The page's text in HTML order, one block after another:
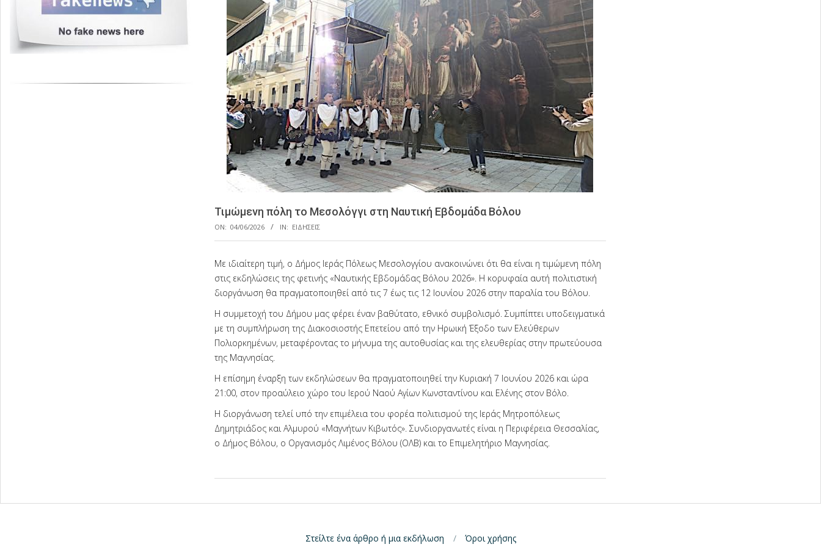
Τιμώμενη πόλη το Μεσολόγγι στη Ναυτική Εβδομάδα Βόλου
ON: 04/06/2026 IN: ΕΙΔΗΣΕΙΣ
Με ιδιαίτερη τιμή, ο Δήμος Ιεράς Πόλεως Μεσολογγίου ανακοινώνει ότι θα είναι η τιμώμενη πόλη
στις εκδηλώσεις της φετινής «Ναυτικής Εβδομάδας Βόλου 2026». Η κορυφαία αυτή πολιτιστική
διοργάνωση θα πραγματοποιηθεί από τις 7 έως τις 12 Ιουνίου 2026 στην παραλία του Βόλου.
Η συμμετοχή του Δήμου μας φέρει έναν βαθύτατο, εθνικό συμβολισμό. Συμπίπτει υποδειγματικά
με τη συμπλήρωση της Διακοσιοστής Επετείου από την Ηρωική Έξοδο των Ελεύθερων
Πολιορκημένων, μεταφέροντας το μήνυμα της αυτοθυσίας και της ελευθερίας στην πρωτεύουσα
της Μαγνησίας.
Η επίσημη έναρξη των εκδηλώσεων θα πραγματοποιηθεί την Κυριακή 7 Ιουνίου 2026 και ώρα
21:00, στον προαύλειο χώρο του Ιερού Ναού Αγίων Κωνσταντίνου και Ελένης στον Βόλο.
Η διοργάνωση τελεί υπό την επιμέλεια του φορέα πολιτισμού της Ιεράς Μητροπόλεως
Δημητριάδος και Αλμυρού «Μαγνήτων Κιβωτός». Συνδιοργανωτές είναι η Περιφέρεια Θεσσαλίας,
ο Δήμος Βόλου, ο Οργανισμός Λιμένος Βόλου (ΟΛΒ) και το Επιμελητήριο Μαγνησίας.
Στείλτε ένα άρθρο ή μια εκδήλωση Όροι χρήσης